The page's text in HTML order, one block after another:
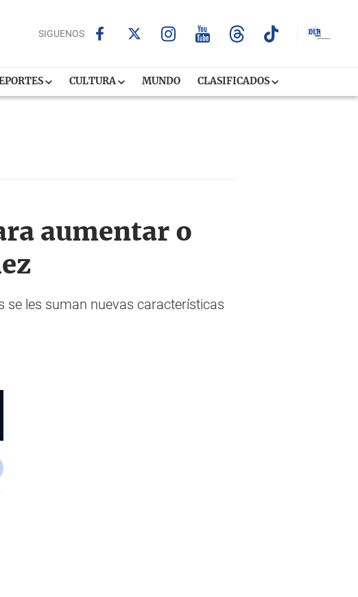
SIGUENOS
CULTURA MUNDO CLASIFICADOS
aumentar o
se les suman nuevas características